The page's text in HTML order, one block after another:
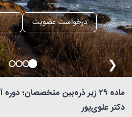
❮
درخواست عضویت
ماده ۲۹ زیر ذره‌بین متخصصان؛
دکتر علوی‌پور